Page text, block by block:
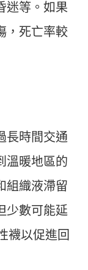
迷等。如果
，死亡率較
長時間交通
溫暖地區的
組織液滯留
少數可能延
襪以促進回